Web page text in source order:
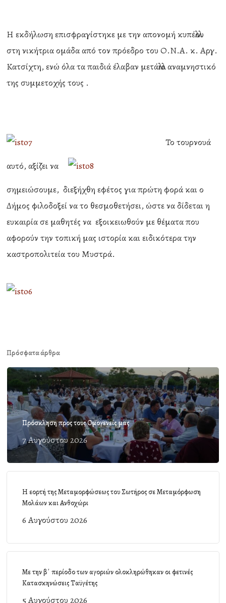
Η εκδήλωση επισφραγίστηκε με την απονομή κυπέλλου
στη νικήτρια ομάδα από τον πρόεδρο του Ο.Ν.Α. κ. Αργ.
Κατσίχτη, ενώ όλα τα παιδιά έλαβαν μετάλλιο αναμνηστικό
της συμμετοχής τους .
Το τουρνουά
αυτό, αξίζει να
σημειώσουμε, διεξήχθη εφέτος για πρώτη φορά και ο
Δήμος φιλοδοξεί να το θεσμοθετήσει, ώστε να δίδεται η
ευκαιρία σε μαθητές να εξοικειωθούν με θέματα που
αφορούν την τοπική μας ιστορία και ειδικότερα την
καστροπολιτεία του Μυστρά.
Πρόσφατα άρθρα
Πρόσκληση προς τους Ομογενείς μας
7 Αυγούστου 2026
Η εορτή της Μεταμορφώσεως του Σωτήρος σε Μεταμόρφωση
Μολάων και Ανθοχώρι
6 Αυγούστου 2026
Με την β΄ περίοδο των αγοριών ολοκληρώθηκαν οι φετινές
Κατασκηνώσεις Ταϋγέτης
5 Αυγούστου 2026